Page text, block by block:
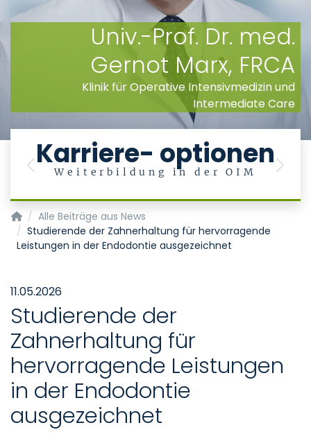
Univ.-Prof. Dr. med.
Gernot Marx, FRCA
Klinik für Operative Intensivmedizin und
Intermediate Care
Karriere- optionen
Weiterbildung in der OIM
Previous Next
Klinik für Operative Intensivmedizin und Intermediate Care
Alle Beiträge aus News
Studierende der Zahnerhaltung für hervorragende
Leistungen in der Endodontie ausgezeichnet
11.05.2026
Studierende der
Zahnerhaltung für
hervorragende Leistungen
in der Endodontie
ausgezeichnet